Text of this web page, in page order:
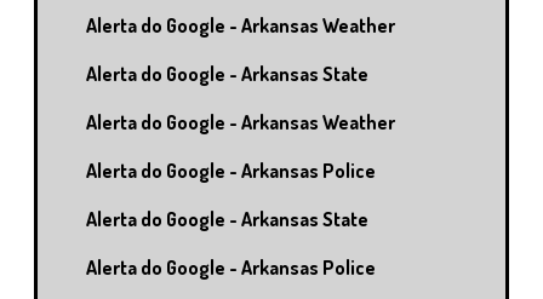
Alerta do Google - Arkansas Weather
Alerta do Google - Arkansas State
Alerta do Google - Arkansas Weather
Alerta do Google - Arkansas Police
Alerta do Google - Arkansas State
Alerta do Google - Arkansas Police